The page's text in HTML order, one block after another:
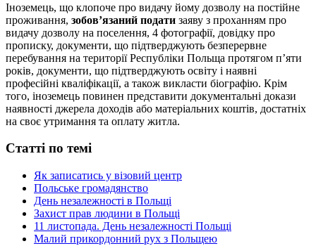
Іноземець, що клопоче про видачу йому дозволу на постійне
проживання, зобов’язаний подати заяву з проханням про
видачу дозволу на поселення, 4 фотографії, довідку про
прописку, документи, що підтверджують безперервне
перебування на території Республіки Польща протягом п’яти
років, документи, що підтверджують освіту і наявні
професійні кваліфікації, а також викласти біографію. Крім
того, іноземець повинен представити документальні докази
наявності джерела доходів або матеріальних коштів, достатніх
на своє утримання та оплату житла.
Статті по темі
Як записатись у візовий центр
Польське громадянство
День незалежності в Польщі
Захист прав людини в Польщі
11 листопада. День незалежності Польщі
Малий прикордонний рух з Польщею